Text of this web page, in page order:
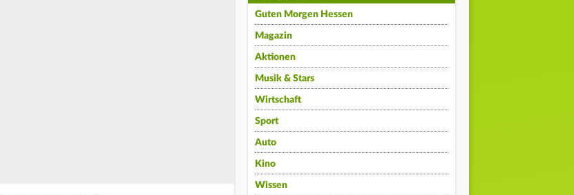
Guten Morgen Hessen
Magazin
Aktionen
Musik & Stars
Wirtschaft
Sport
Auto
Kino
Wissen